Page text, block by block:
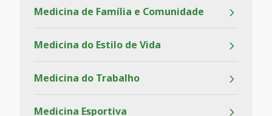
Medicina de Família e Comunidade
Medicina do Estilo de Vida
Medicina do Trabalho
Medicina Esportiva